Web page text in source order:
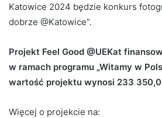
Katowice 2024 będzie konkurs
dobrze @Katowice”.
Projekt Feel Good @UEKat
w ramach programu „Witamy w
wartość projektu wynosi 233
Więcej o projekcie na: